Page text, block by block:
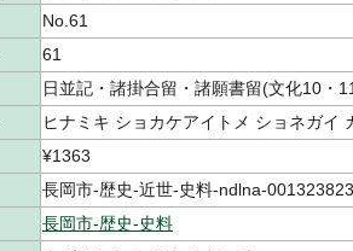
No.61
61
日並記・諸掛合留・諸願書留(文化10・
ヒナミキ ショカケアイトメ ショネガイ
¥1363
長岡市-歴史-近世-史料-ndlna-001323823
長岡市-歴史-史料